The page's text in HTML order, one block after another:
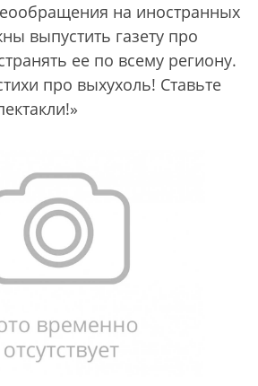
на иностранных
выпустить газету про
ее по всему региону.
про выхухоль! Ставьте